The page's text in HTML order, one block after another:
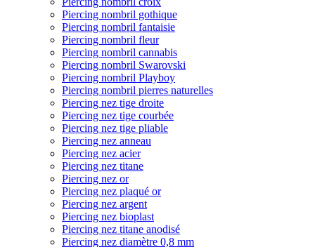
Piercing nombril gothique
Piercing nombril fantaisie
Piercing nombril fleur
Piercing nombril cannabis
Piercing nombril Swarovski
Piercing nombril Playboy
Piercing nombril pierres naturelles
Piercing nez tige droite
Piercing nez tige courbée
Piercing nez tige pliable
Piercing nez anneau
Piercing nez acier
Piercing nez titane
Piercing nez or
Piercing nez plaqué or
Piercing nez argent
Piercing nez bioplast
Piercing nez titane anodisé
Piercing nez diamètre 0,8 mm